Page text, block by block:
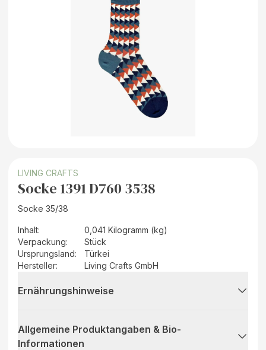
LIVING CRAFTS
Socke 1391 D760 3538
Socke 35/38
Inhalt:
0,041 Kilogramm (kg)
Verpackung:
Stück
Ursprungsland:
Türkei
Hersteller: Living Crafts GmbH
Ernährungshinweise
Allgemeine Produktangaben & Bio-
Informationen